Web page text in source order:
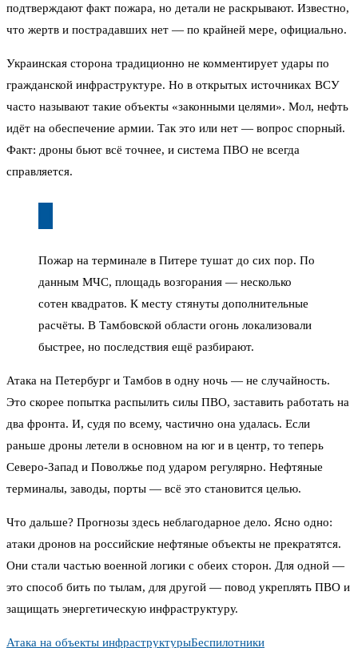
подтверждают факт пожара, но детали не раскрывают. Известно,
что жертв и пострадавших нет — по крайней мере, официально.
Украинская сторона традиционно не комментирует удары по
гражданской инфраструктуре. Но в открытых источниках ВСУ
часто называют такие объекты «законными целями». Мол, нефть
идёт на обеспечение армии. Так это или нет — вопрос спорный.
Факт: дроны бьют всё точнее, и система ПВО не всегда
справляется.
Пожар на терминале в Питере тушат до сих пор. По
данным МЧС, площадь возгорания — несколько
сотен квадратов. К месту стянуты дополнительные
расчёты. В Тамбовской области огонь локализовали
быстрее, но последствия ещё разбирают.
Атака на Петербург и Тамбов в одну ночь — не случайность.
Это скорее попытка распылить силы ПВО, заставить работать на
два фронта. И, судя по всему, частично она удалась. Если
раньше дроны летели в основном на юг и в центр, то теперь
Северо-Запад и Поволжье под ударом регулярно. Нефтяные
терминалы, заводы, порты — всё это становится целью.
Что дальше? Прогнозы здесь неблагодарное дело. Ясно одно:
атаки дронов на российские нефтяные объекты не прекратятся.
Они стали частью военной логики с обеих сторон. Для одной —
это способ бить по тылам, для другой — повод укреплять ПВО и
защищать энергетическую инфраструктуру.
Атака на объекты инфраструктурыБеспилотники